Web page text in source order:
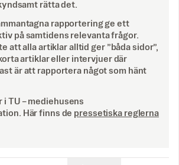
rätta det.
rapportering ge ett
på samtidens relevanta frågor.
att alla artiklar alltid ger ”båda sidor”,
artiklar eller intervjuer där
är att rapportera något som hänt
i TU – mediehusens
Här finns de pressetiska reglerna